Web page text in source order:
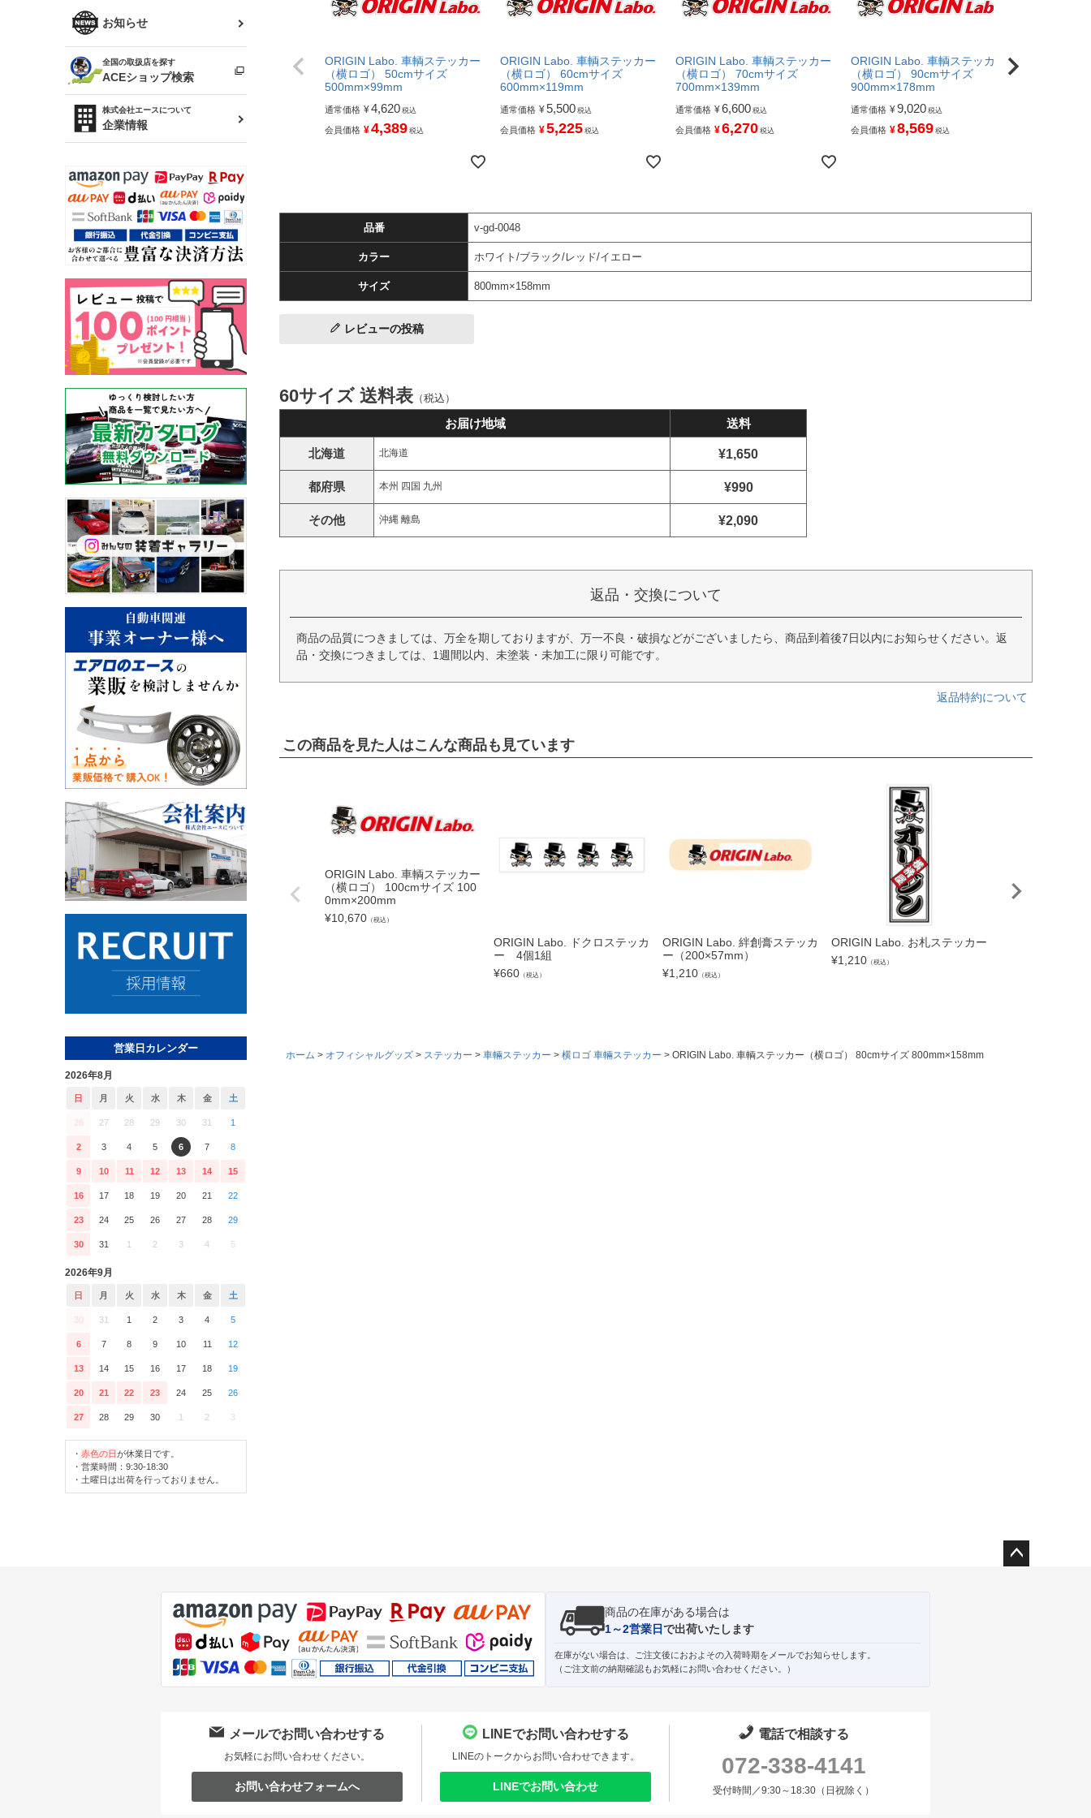
ソアラ
アルテッツァ
プロボックス
RAV4
R34 スカイライン
スカイライン
（ER34/R33/ECR33/R32）
キャラバン
ローレル
セフィーロ
ファッション小物
雑貨・ステーショナリー
ベビー用品
お知らせ
全国の取扱店を探す
ACEショップ検索
株式会社エースについて
企業情報
営業日カレンダー
2026年8月
日 月 火 水 木 金 土
26 27 28 29 30 31 1
2 3 4 5 6 7 8
9 10 11 12 13 14 15
16 17 18 19 20 21 22
23 24 25 26 27 28 29
30 31 1 2 3 4 5
2026年9月
日 月 火 水 木 金 土
30 31 1 2 3 4 5
6 7 8 9 10 11 12
13 14 15 16 17 18 19
20 21 22 23 24 25 26
27 28 29 30 1 2 3
・ 赤色の日が休業日です。
・営業時間：9:30-18:30
・土曜日は出荷を行っておりません。
ORIGIN Labo. 車輌ステッカー
（横ロゴ） 50cmサイズ
500mm×99mm
通常価格 ¥4,620 税込
会員価格 ¥4,389 税込
ORIGIN Labo. 車輌ステッカー
（横ロゴ） 60cmサイズ
600mm×119mm
通常価格 ¥5,500 税込
会員価格 ¥5,225 税込
ORIGIN Labo. 車輌ステッカー
（横ロゴ） 70cmサイズ
700mm×139mm
通常価格 ¥6,600 税込
会員価格 ¥6,270 税込
ORIGIN Labo. 車輌ステッカー
（横ロゴ） 90cmサイズ
900mm×178mm
通常価格 ¥9,020 税込
会員価格 ¥8,569 税込
品番 v-gd-0048
カラー ホワイト/ブラック/レッド/イエロー
サイズ 800mm×158mm
レビューの投稿
60サイズ 送料表 （税込）
お届け地域 送料
北海道 北海道 ¥1,650
都府県 本州 四国 九州 ¥990
その他 沖縄 離島 ¥2,090
返品・交換について
商品の品質につきましては、万全を期しておりますが、万一不良・破損などがございましたら、商品到着後7日以内にお知らせください。返
品・交換につきましては、1週間以内、未塗装・未加工に限り可能です。
返品特約について
この商品を見た人はこんな商品も見ています
ORIGIN Labo. 車輌ステッカー
（横ロゴ） 100cmサイズ 100
0mm×200mm
¥10,670 （税込）
ORIGIN Labo. ドクロステッカ
ー 4個1組
¥660 （税込）
ORIGIN Labo. 絆創膏ステッカ
ー（200×57mm）
¥1,210 （税込）
ORIGIN Labo. お札ステッカー
¥1,210 （税込）
ホーム オフィシャルグッズ ステッカー 車輛ステッカー 横ロゴ 車輛ステッカー ORIGIN Labo. 車輌ステッカー（横ロゴ） 80cmサイズ 800mm×158mm
商品の在庫がある場合は
1～2営業日で出荷いたします
在庫がない場合は、ご注文後におおよその入荷時期をメールでお知らせします。
（ご注文前の納期確認もお気軽にお問い合わせください。）
メールでお問い合わせする
お気軽にお問い合わせください。
お問い合わせフォームへ
LINEでお問い合わせする
LINEのトークからお問い合わせできます。
LINEでお問い合わせ
電話で相談する
072-338-4141
受付時間／9:30～18:30（日祝除く）